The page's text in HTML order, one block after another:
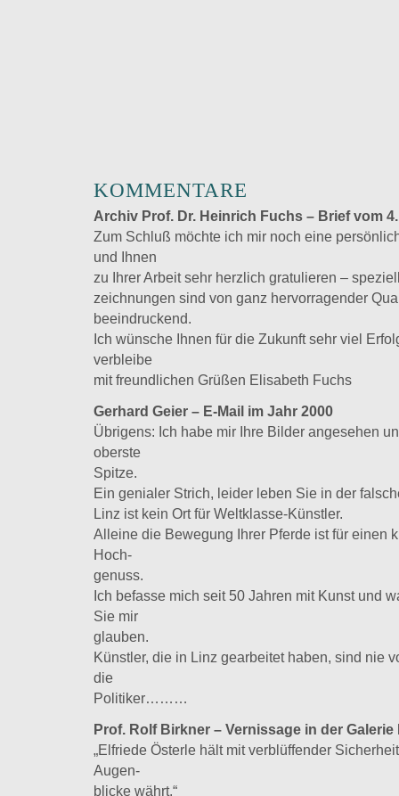
KOMMENTARE
Archiv Prof. Dr. Heinrich Fuchs – Brief vom
Zum Schluß möchte ich mir noch eine
und Ihnen
zu Ihrer Arbeit sehr herzlich gratulieren –
zeichnungen sind von ganz hervorragender
beeindruckend.
Ich wünsche Ihnen für die Zukunft sehr viel
verbleibe
mit freundlichen Grüßen Elisabeth Fuchs
Gerhard Geier – E-Mail im Jahr 2000
Übrigens: Ich habe mir Ihre Bilder angesehen
oberste
Spitze.
Ein genialer Strich, leider leben Sie in der
Linz ist kein Ort für Weltklasse-Künstler.
Alleine die Bewegung Ihrer Pferde ist für einen
Hoch-
genuss.
Ich befasse mich seit 50 Jahren mit Kunst und
Sie mir
glauben.
Künstler, die in Linz gearbeitet haben, sind nie
die
Politiker………
Prof. Rolf Birkner – Vernissage in der
„Elfriede Österle hält mit verblüffender
Augen-
blicke währt.“